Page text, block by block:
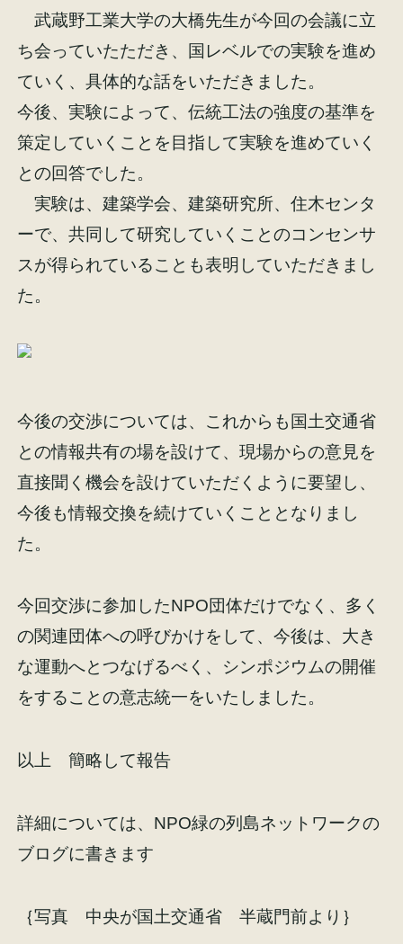
武蔵野工業大学の大橋先生が今回の会議に立
ち会っていたただき、国レベルでの実験を進め
ていく、具体的な話をいただきました。
今後、実験によって、伝統工法の強度の基準を
策定していくことを目指して実験を進めていく
との回答でした。
実験は、建築学会、建築研究所、住木センタ
ーで、共同して研究していくことのコンセンサ
スが得られていることも表明していただきまし
た。
今後の交渉については、これからも国土交通省
との情報共有の場を設けて、現場からの意見を
直接聞く機会を設けていただくように要望し、
今後も情報交換を続けていくこととなりまし
た。
今回交渉に参加したNPO団体だけでなく、多く
の関連団体への呼びかけをして、今後は、大き
な運動へとつなげるべく、シンポジウムの開催
をすることの意志統一をいたしました。
以上 簡略して報告
詳細については、NPO緑の列島ネットワークの
ブログに書きます
｛写真 中央が国土交通省 半蔵門前より｝